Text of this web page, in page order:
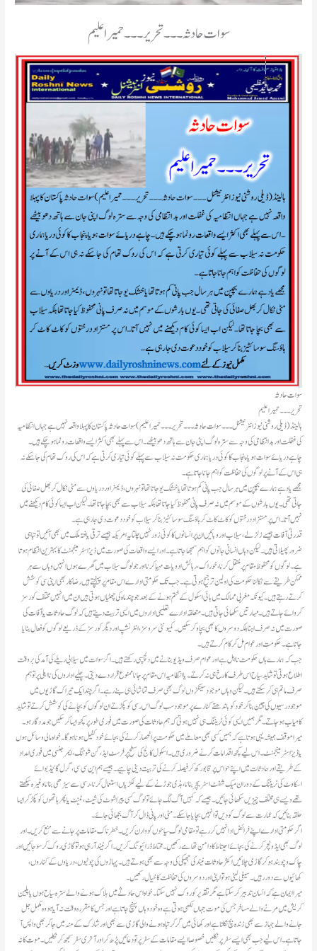
سوات حادثہ۔۔۔ تحریر۔۔۔حمیراعلیم
سوات حادثہ
تحریر۔۔۔حمیراعلیم
ہالینڈ(ڈیلی روشنی نیوز انٹرنیشنل ۔۔۔ سوات حادثہ۔۔۔ تحریر۔۔۔حمیراعلیم )سوات حادثہ پاکستان کا پہلا واقعہ نہیں ہے جہاں انتظامیہ
کی غفلت اور بد انتظامی کی وجہ سے سترہ لوگ اپنی جان سے ہاتھ دھو بیٹھے ۔اس سے پہلے بھی اکثر ایسے واقعات رونما ہو چکے ہیں۔
چاہے دریائے سوات ہو یا پنجاب کا کوئی دریا ہماری حکومت نہ سیلاب سے پہلے کوئی تیاری کرتی ہے کہ اس کی روک تھام کی جا سکے نہ
ہی اس کے آنے پر لوگوں کی حفاظت کو اہم جانا جاتا ہے۔
مجھے یاد ہے ہمارے بچپن میں ہر سال جب پانی کم ہوتا تھا یا خشک یو جاتا تھا تو نہروں، ڈیمز اور دریاوں سے مٹی نکال کر بھل صفائی کی
جاتی تھی۔یوں بارشوں کے موسم میں نہ صرف پانی محفوظ کیا جاتا تھا بلکہ سیلاب سے بھی بچا جاتا تھا۔لیکن اب ایسا کوئی کام دیکھنے میں
نہیں آتا۔اس پر مستزاد درختوں کو کاٹ کاٹ کر ہاؤسنگ سوسائٹیز بنا کر سیلاب کو خود دعوت دی جا رہی ہے۔
ضرور پھیلاتی ہیں۔لیکن وہاں انسانی جانوں کو اہم سمجھا جاتا ہے۔اور ایسے واقعات کی صورت میں ڈیزاسٹر مینجمنٹ کا بہترین انتظام ہوتا
ہے۔لوگوں کو محفوظ مقام پر منتقل کرنا، خوراک، رہائش ادویات مہیا کرنا اور جو لوگ سیلاب میں گھرے ہوں انہیں وہاں سے ہر
ممکن طریقے سےنکالنا حکومت کی اولین ترجیح ہوتی ہے۔جب تک حکومتی ادارے اس مقام پر پہنچتے ہیں رضاکار بھی اپنی سی کوشش
کرتے رہتے ہیں۔کیونکہ مغربی ممالک میں ہائی اسکول کے ختم ہونے کے بعد جو چند ماہ کی چھٹیاں ہوتی ہیں ان میں انہیں مختلف کورسز
کروائے جاتے ہیں۔مہارتیں سکھائی جاتی ہیں۔متعلقہ ادارے تعلیمی اداروں میں ایسی تربیت دیتے ہیں کہ لوگ حادثات یا آفات کی
صورت میں نہ صرف اہنا بلکہ دوسروں کا بھی بچاو کر سکیں۔کمیونٹی سروسز، انٹرنشپ اور دیگر کورسز کے ذریعے لوگوں کو فعال بنایا
جاتا ہے۔حکومت اور عوام مل کر کام کرتے ہیں۔
جب کہ ہمارے ہاں حکومت نا اہل ہے اور عوام صرف ویڈیو بنانے میں دلچسپی رکھتے ہیں۔اگر سوات میں سیلابی ریلے کی آمد کی بروقت
اطلاع ہوتی توشاید سیاح اس طرف کا رخ ہی نہ کرتے۔یا انتظامیہ اس مقام پر جانا ممنوع قرار دے دیتی۔چلیے اداروں کی نا اہلی پرتو ہم
صرف ماتم ہی کر سکتے ہیں۔لیکن وہاں موجود سینکڑوں لوگ بھی صرف تماشائی ہی بنے رہے۔اگر چند ایک تیراک گاڑیوں میں
موجود رسیوں کی چین بنا کر خود کو باندھتے کنارے پر موجود سب لوگ اس رسی کو پکڑتےان لوگوں کو بچانے کی کوشش کرتے تو شاید
کامیاب ہو جاتے۔مگر ہمیں ایسی کوئی ٹریننگ ہی نہیں ہوتی کہ ہم حادثات کی صورت میں فوری طور پرکچھ ایسا کر سکیں جو مددگار ہو۔
یا ڈیزاسٹر مینجمنٹ۔اس لیے کچھ اقدامات کرنے ضروری ہیں۔اسکول کالج کی سطح پر فرسٹ ایڈ، گن شوٹنگ، ایمرجنسی میں فوری امداد
کے طریقے اور حادثات میں اپنے حواس پر قابو رکھ کر فیصلہ کرنے کی تربیت دینی چاہیے۔جیسے ہم این سی سی، گرل گائیڈ بوائے
اسکاوٹ کی ٹریننگ کے دوران میک شفٹ اسٹریچر بنانا، ہڈی جوڑنے کے لیے لکڑیاں استعمال کرنا ، رسی سے سیڑھی بناناوغیرہ سیکھتے
تھےویسے ہی مختلف چیزیں سکھائی جائیں۔جیسے کہ کہیں آگ لگ جائے تو لوگ کسی پیرا شوٹ کی شیٹ، ٹینٹ یاپھر ہاتھوں کو پکڑ کر ایسا
حلقہ بنائیں کہ عمارت سے لوگ کودیں تو انہیں بچایا جا سکے۔مٹی اور پانی ڈال کر آگ بجھائی جائے۔
لوگ بھی ایڈونچر کرنے کی بجائے احیتاط کا دامن تھامے رکھیں۔محتاط ڈرائیونگ کریں۔اگر نیند آ رہی ہو تو گاڑی روک کر سو جائیں اور
چاک و چوبند ہو کر گاڑی چلائیں اکثر حادثات نیند کی جھپکی کی وجہ سے بھی ہوتے ہیں ۔پہاڑوں کی چوٹیوں، دریاوں کے کناروں،
کھائیوں سے دور رہیں۔ سیفی لینی ہو تو اپنی اور دوسروں کی حفاظت کا خیال رکھیں۔
کریش میں مرنے والے مسافر جس کی موت جہاں لکھی ہوتی ہے وہ خود وہاں پہنچ جاتا ہے اور جس کا مقررہ وقت نہ آیا ہو وہ مکمل جل
جانے والے جہاز سے بھی زندہ بچ نکلتا ہے اور کھائی میں گر کر تباہ ہونے والی گاڑی سے بھی اور شارک کے منہ میں جا کر بھی واپس آ
جاتا ہے۔اس لیے جب بھی ایسے سفر پر نکلیں خصوصا ایسے مقامات کے سفر پر تو دعائیں پڑھ کر اور آخری سفر سمجھ کر نکلیں۔موت کا نہ